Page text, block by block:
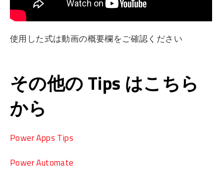
使用した式は動画の概要欄をご確認ください
その他の Tips はこちら
から
Power Apps Tips
Power Automate